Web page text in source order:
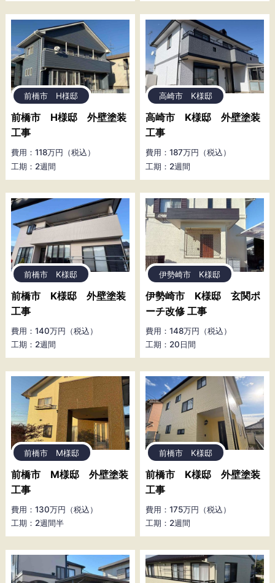
前橋市 H様邸
前橋市 H様邸 外壁塗装
工事
費用：118万円（税込）
工期：2週間
高崎市 K様邸
高崎市 K様邸 外壁塗装
工事
費用：187万円（税込）
工期：2週間
前橋市 K様邸
前橋市 K様邸 外壁塗装
工事
費用：140万円（税込）
工期：2週間
伊勢崎市 K様邸
伊勢崎市 K様邸 玄関ポ
ーチ改修 工事
費用：148万円（税込）
工期：20日間
前橋市 M様邸
前橋市 M様邸 外壁塗装
工事
費用：130万円（税込）
工期：2週間半
前橋市 K様邸
前橋市 K様邸 外壁塗装
工事
費用：175万円（税込）
工期：2週間